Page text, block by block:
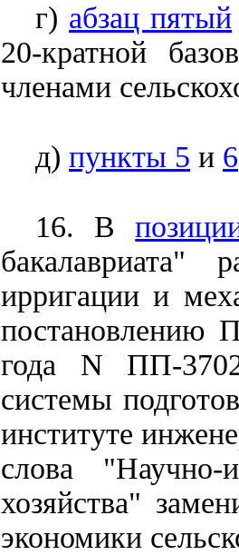
г) абзац пятый
20-кратной
членами
д) пункты 5 и 6
16. В
бакалавриата"
ирригации и
постановлению
года N ПП-
системы
институте
слова "Научно-
хозяйства"
экономики